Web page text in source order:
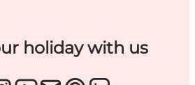
holiday with us